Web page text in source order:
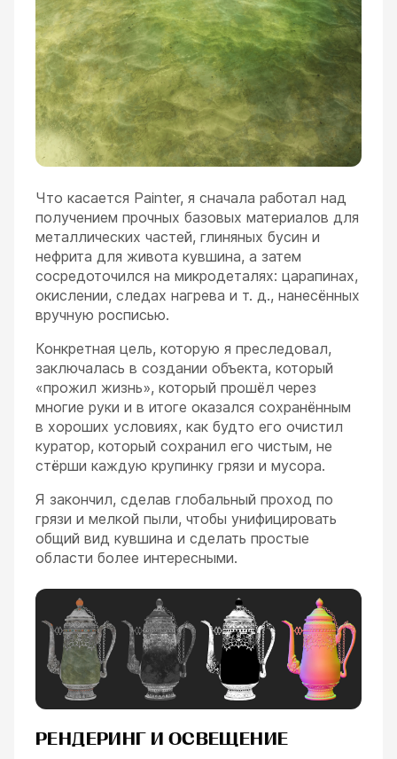
Что касается Painter, я сначала работал над
получением прочных базовых материалов для
металлических частей, глиняных бусин и
нефрита для живота кувшина, а затем
сосредоточился на микродеталях: царапинах,
окислении, следах нагрева и т. д., нанесённых
вручную росписью.
Конкретная цель, которую я преследовал,
заключалась в создании объекта, который
«прожил жизнь», который прошёл через
многие руки и в итоге оказался сохранённым
в хороших условиях, как будто его очистил
куратор, который сохранил его чистым, не
стёрши каждую крупинку грязи и мусора.
Я закончил, сделав глобальный проход по
грязи и мелкой пыли, чтобы унифицировать
общий вид кувшина и сделать простые
области более интересными.
РЕНДЕРИНГ И ОСВЕЩЕНИЕ